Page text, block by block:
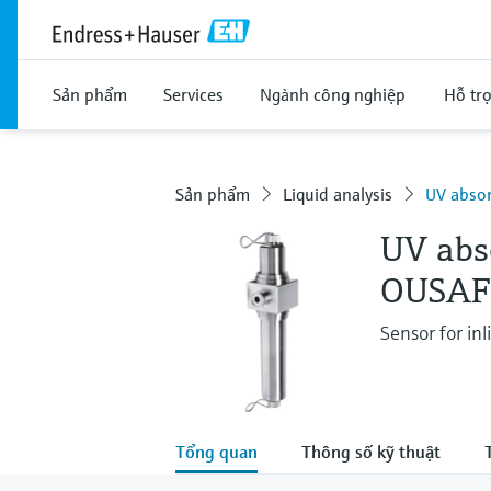
Sản phẩm Services Ngành công nghiệp Hỗ trợ
Sản phẩm Liquid analysis UV
UV
Sensor for
Tổng quan Thông số kỹ thuật